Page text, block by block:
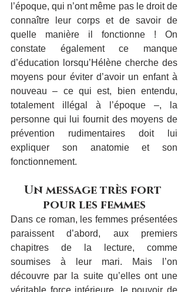
l’époque, qui n’ont même pas le droit de
connaître leur corps et de savoir de
quelle manière il fonctionne ! On
constate également ce manque
d’éducation lorsqu’Hélène cherche des
moyens pour éviter d’avoir un enfant à
nouveau – ce qui est, bien entendu,
totalement illégal à l’époque –, la
personne qui lui fournit des moyens de
prévention rudimentaires doit lui
expliquer son anatomie et son
fonctionnement.
Un message très fort
pour les femmes
Dans ce roman, les femmes présentées
paraissent d’abord, aux premiers
chapitres de la lecture, comme
soumises à leur mari. Mais l’on
découvre par la suite qu’elles ont une
véritable force intérieure, le pouvoir de